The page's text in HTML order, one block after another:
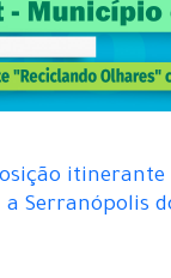
itinerante
a Serranópolis